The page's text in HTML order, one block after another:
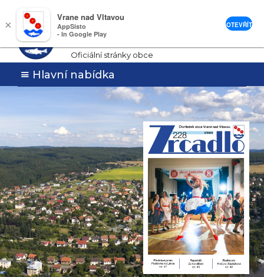
×
Vrane nad Vltavou
AppSisto
- In Google Play
OTEVŘÍT
Vrané nad
Vltavou
Oficiální stránky obce
Hlavní nabídka